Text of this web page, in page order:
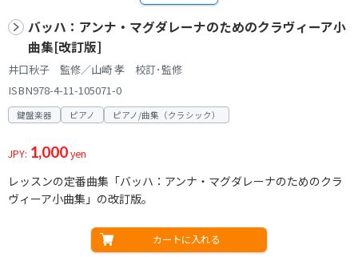
バッハ：アンナ・マグダレーナのためのクラヴィーア小
曲集[改訂版]
井口秋子 監修／山崎 孝 校訂･監修
ISBN978-4-11-105071-0
鍵盤楽器 ピアノ ピアノ/曲集（クラシック）
JPY: 1,000yen
レッスンの定番曲集「バッハ：アンナ・マグダレーナのためのクラ
ヴィーア小曲集」の改訂版。
カートに入れる